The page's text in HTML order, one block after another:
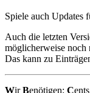
Spiele auch Updates
Auch die letzten
möglicherweise noch
Das kann zu
WirBenötigen: C